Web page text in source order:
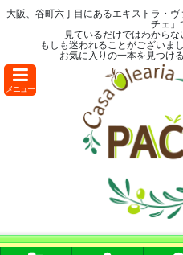
大阪、谷町六丁目にあるエキストラ・
チェ」
見ているだけではわからな
もしも迷われることがございま
お気に入りの一本を見つけ
メニュー